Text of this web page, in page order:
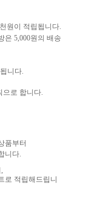
원이 적립됩니다.
은 5,000원의 배송
니다.
으로 합니다.
품부터
니다.
로 적립해드립니